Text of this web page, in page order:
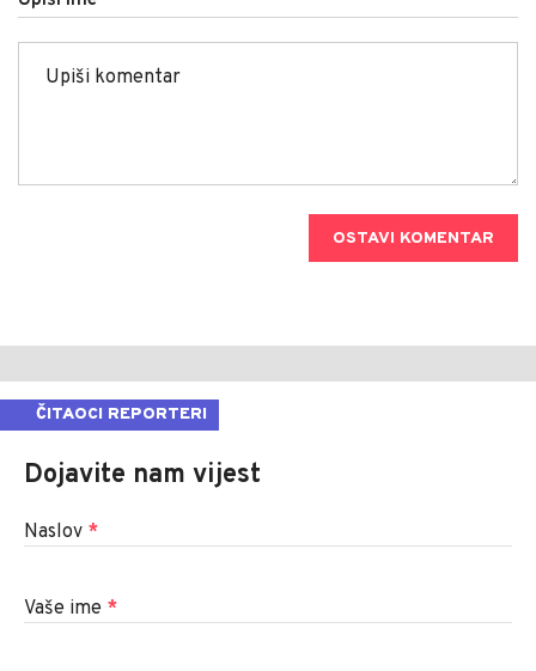
OSTAVI KOMENTAR
ČITAOCI REPORTERI
Dojavite nam vijest
Naslov *
Vaše ime *